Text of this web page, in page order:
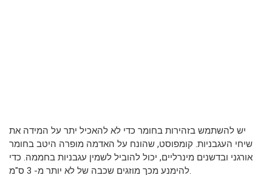
יש להשתמש בזהירות בחומר כדי לא להאכיל יתר על המידה את
שיחי העגבניות. קומפוסט, שהונח על האדמה מופרה היטב בחומר
אורגני ובדשנים מינרליים, יכול להוביל לשמין עגבניות בחממה. כדי
להימנע מכך מוזגים שכבה של לא יותר מ- 3 ס"מ.